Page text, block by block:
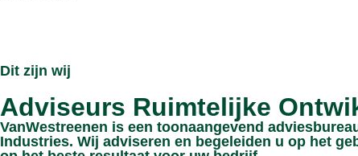
Dit zijn wij
Adviseurs Ruimtelijke
VanWestreenen is een toonaangevend
Industries. Wij adviseren en begeleiden u op het